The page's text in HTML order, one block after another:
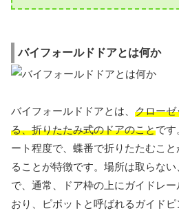
バイフォールドドアとは何か
バイフォールドドアとは、 クローゼ
る、折りたたみ式のドアのことです
ート程度で、蝶番で折りたたむこ
ることが特徴です。場所は取らな
で、通常、ドア枠の上にガイドレ
おり、ピボットと呼ばれるガイド